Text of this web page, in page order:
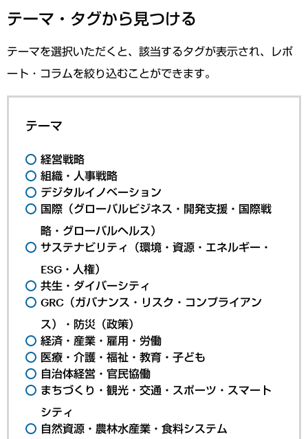
テーマ・タグから見つける
テーマを選択いただくと、該当するタグが表示され、レポ
ート・コラムを絞り込むことができます。
テーマ
経営戦略
組織・人事戦略
デジタルイノベーション
国際（グローバルビジネス・開発支援・国際戦
略・グローバルヘルス）
サステナビリティ（環境・資源・エネルギー・
ESG・人権）
共生・ダイバーシティ
GRC（ガバナンス・リスク・コンプライアン
ス）・防災（政策）
経済・産業・雇用・労働
医療・介護・福祉・教育・子ども
自治体経営・官民協働
まちづくり・観光・交通・スポーツ・スマート
シティ
自然資源・農林水産業・食料システム